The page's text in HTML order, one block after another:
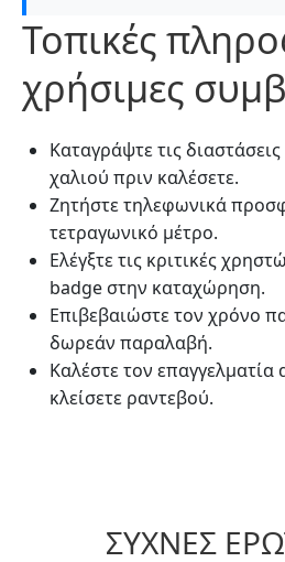
Τοπικές
χρήσιμες
Καταγράψτε τις
χαλιού πριν καλέσετε.
Ζητήστε τηλεφωνικά
τετραγωνικό μέτρο.
Ελέγξτε τις κριτικές
badge στην καταχώρηση.
Επιβεβαιώστε τον χρόνο
δωρεάν παραλαβή.
Καλέστε τον επαγγελματία
κλείσετε ραντεβού.
ΣΥΧΝΈΣ